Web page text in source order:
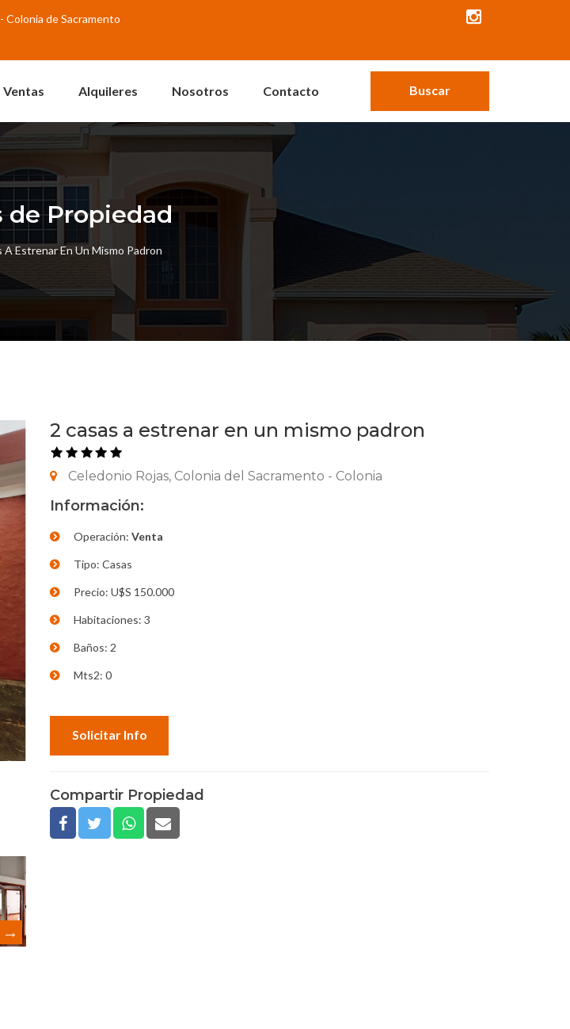
Colonia de Sacramento
Ventas Alquileres Nosotros Contacto Buscar
de Propiedad
A Estrenar En Un Mismo Padron
2 casas a estrenar en un mismo padron
Celedonio Rojas, Colonia del Sacramento - Colonia
Información:
Operación: Venta
Tipo: Casas
Precio: U$S 150.000
Habitaciones: 3
Baños: 2
Mts2: 0
Solicitar Info
Compartir Propiedad